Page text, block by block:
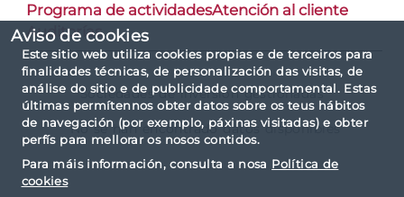
Aviso de cookies
Este sitio web utiliza cookies propias e de terceiros para
finalidades técnicas, de personalización das visitas, de
análise do sitio e de publicidade comportamental. Estas
últimas permítennos obter datos sobre os teus hábitos
de navegación (por exemplo, páxinas visitadas) e obter
perfís para mellorar os nosos contidos.
Para máis información, consulta a nosa Política de
cookies
Programa de actividadesAtención al cliente
Auditorías
Sociedades de inversión gestionadas
No se han encontrado datos disponibles